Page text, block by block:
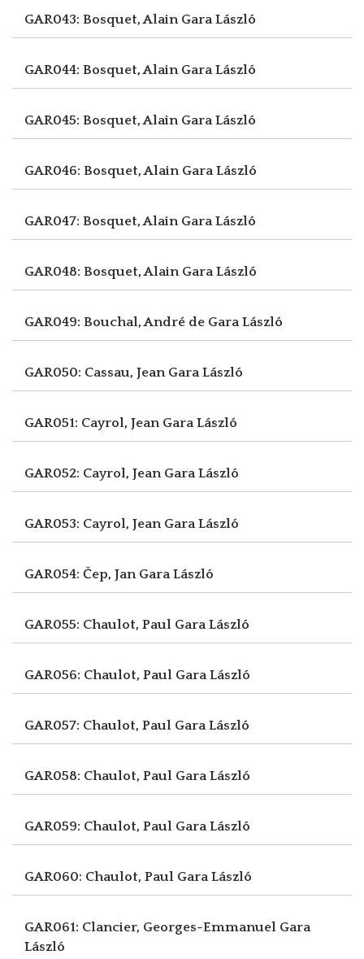
GAR043: Bosquet, Alain Gara László
GAR044: Bosquet, Alain Gara László
GAR045: Bosquet, Alain Gara László
GAR046: Bosquet, Alain Gara László
GAR047: Bosquet, Alain Gara László
GAR048: Bosquet, Alain Gara László
GAR049: Bouchal, André de Gara László
GAR050: Cassau, Jean Gara László
GAR051: Cayrol, Jean Gara László
GAR052: Cayrol, Jean Gara László
GAR053: Cayrol, Jean Gara László
GAR054: Čep, Jan Gara László
GAR055: Chaulot, Paul Gara László
GAR056: Chaulot, Paul Gara László
GAR057: Chaulot, Paul Gara László
GAR058: Chaulot, Paul Gara László
GAR059: Chaulot, Paul Gara László
GAR060: Chaulot, Paul Gara László
GAR061: Clancier, Georges-Emmanuel Gara
László